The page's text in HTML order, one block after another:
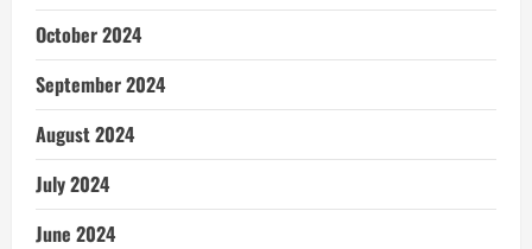
October 2024
September 2024
August 2024
July 2024
June 2024